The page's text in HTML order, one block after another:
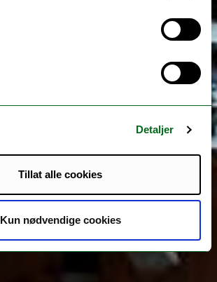
Detaljer
Tillat alle cookies
Kun nødvendige cookies